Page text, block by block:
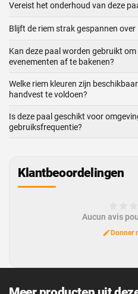
Vereist het onderhoud van deze
Blijft de riem strak gespannen
Kan deze paal worden gebruikt
evenementen af te bakenen?
Welke riem kleuren zijn
handvest te voldoen?
Is deze paal geschikt voor
gebruiksfrequentie?
Klantbeoordelingen
Aucun avis
Donner